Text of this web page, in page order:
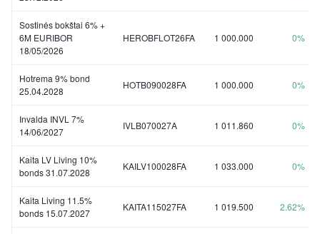
Sostinės bokštai 6% +
6M EURIBOR
18/05/2026
HEROBFLOT26FA 1 000.000 0%
Hotrema 9% bond
25.04.2028
HOTB090028FA 1 000.000 0%
Invalda INVL 7%
14/06/2027
IVLB070027A 1 011.860 0%
Kaita LV Living 10%
bonds 31.07.2028
KAILV100028FA 1 033.000 0%
Kaita Living 11.5%
bonds 15.07.2027
KAITA115027FA 1 019.500 2.62%